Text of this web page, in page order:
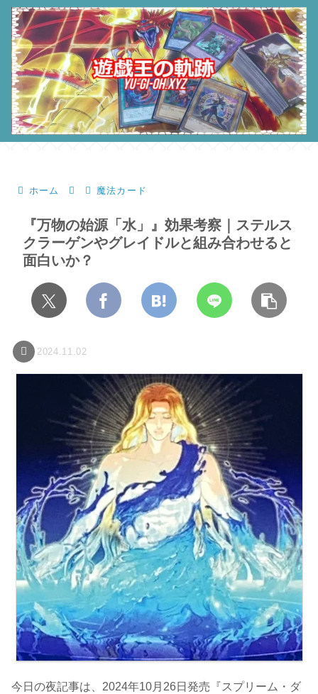
ホーム 魔法カード
『万物の始源「水」』効果考察｜ステルス
クラーゲンやグレイドルと組み合わせると
面白いか？
2024.11.02
今日の夜記事は、2024年10月26日発売『スプリーム・ダ